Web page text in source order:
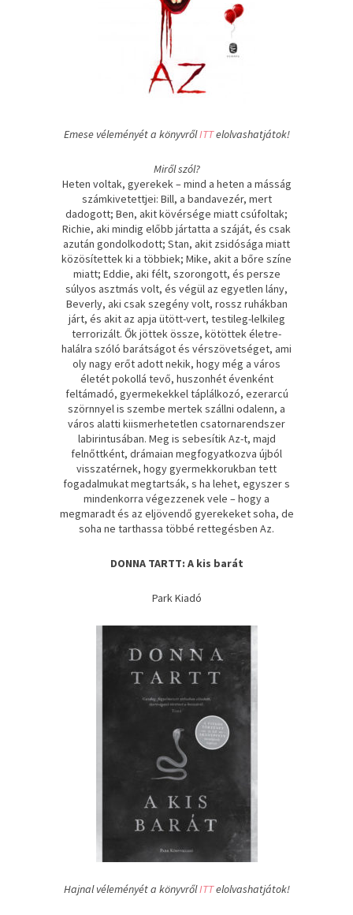
Emese véleményét a könyvrőlITTelolvashatjátok!
Miről szól?
Heten ​voltak, gyerekek – mind a heten a másság
számkivetettjei: Bill, a bandavezér, mert
dadogott; Ben, akit kövérsége miatt csúfoltak;
Richie, aki mindig előbb jártatta a száját, és csak
azután gondolkodott; Stan, akit zsidósága miatt
közösítettek ki a többiek; Mike, akit a bőre színe
miatt; Eddie, aki félt, szorongott, és persze
súlyos asztmás volt, és végül az egyetlen lány,
Beverly, aki csak szegény volt, rossz ruhákban
járt, és akit az apja ütött-vert, testileg-lelkileg
terrorizált. Ők jöttek össze, kötöttek életre-
halálra szóló barátságot és vérszövetséget, ami
oly nagy erőt adott nekik, hogy még a város
életét pokollá tevő, huszonhét évenként
feltámadó, gyermekekkel táplálkozó, ezerarcú
szörnnyel is szembe mertek szállni odalenn, a
város alatti kiismerhetetlen csatornarendszer
labirintusában. Meg is sebesítik Az-t, majd
felnőttként, drámaian megfogyatkozva újból
visszatérnek, hogy gyermekkorukban tett
fogadalmukat megtartsák, s ha lehet, egyszer s
mindenkorra végezzenek vele – hogy a
megmaradt és az eljövendő gyerekeket soha, de
soha ne tarthassa többé rettegésben Az.
DONNA TARTT: A kis barát
Park Kiadó
Hajnal véleményét a könyvrőlITTelolvashatjátok!